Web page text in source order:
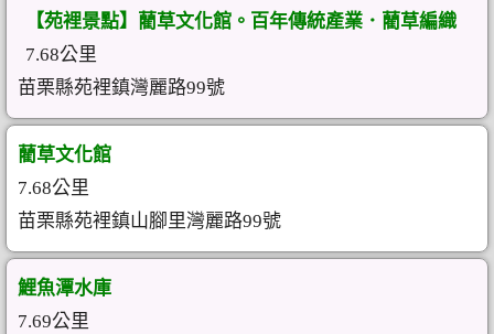
【苑裡景點】藺草文化館。百年傳統產業．藺草編織
7.68公里
苗栗縣苑裡鎮灣麗路99號
藺草文化館
7.68公里
苗栗縣苑裡鎮山腳里灣麗路99號
鯉魚潭水庫
7.69公里